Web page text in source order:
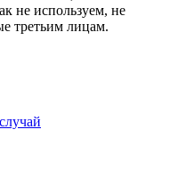
не используем, не
третьим лицам.